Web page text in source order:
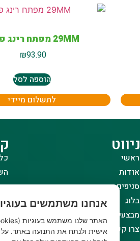
29MM מפתח רינג פתוח
₪93.90
הוספה לסל
לתשלום מיידי
ניווט
ראשי
אודות
סניפים
בלוג
מבצעים
צרו קשר
אנחנו משתמשים
אישית ולנתח את התנועה באתר. על